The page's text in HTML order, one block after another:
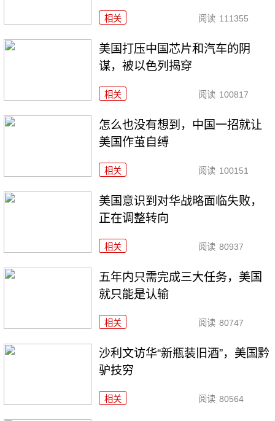
相关 阅读 111355
美国打压中国芯片和汽车的阴
谋，被以色列揭穿
相关 阅读 100817
怎么也没有想到，中国一招就让
美国作茧自缚
相关 阅读 100151
美国意识到对华战略面临失败，
正在调整转向
相关 阅读 80937
五年内只需完成三大任务，美国
就只能是认输
相关 阅读 80747
沙利文访华“新瓶装旧酒”，美国黔
驴技穷
相关 阅读 80564